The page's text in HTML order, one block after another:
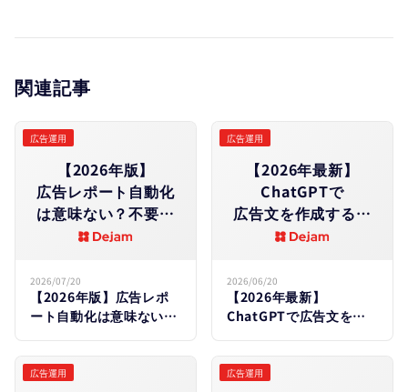
関連記事
【2026年版】​
広告レポート自動化
は​意味ない？​不要な​
ケースと​
見分け方
広告運用
2026/07/20
【2026年版】広告レポ
ート自動化は意味ない？
【2026年最新】
ChatGPTで​
広告文を​作成する​方​
法｜
ンプレートも​解説
広告運用
2026/06/20
【2026年最新】
ChatGPTで広告文を作
説
広告運用 広告運用